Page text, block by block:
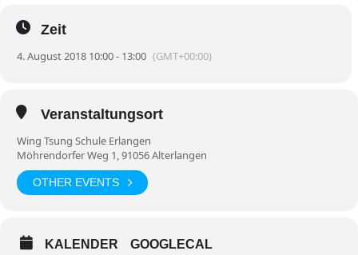
Zeit
4. August 2018 10:00 - 13:00 (GMT+00:00)
Veranstaltungsort
Wing Tsung Schule Erlangen
Möhrendorfer Weg 1, 91056 Alterlangen
OTHER EVENTS
KALENDER GOOGLECAL